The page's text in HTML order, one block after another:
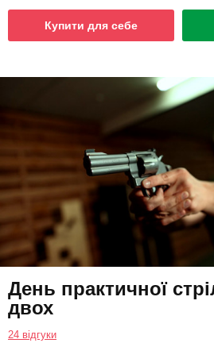
Купити для себе
День практичної
двох
24 відгуки